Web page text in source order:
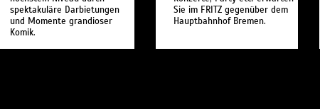
spektakuläre Darbietungen
und Momente grandioser
Komik.
Sie im FRITZ gegenüber dem
Hauptbahnhof Bremen.